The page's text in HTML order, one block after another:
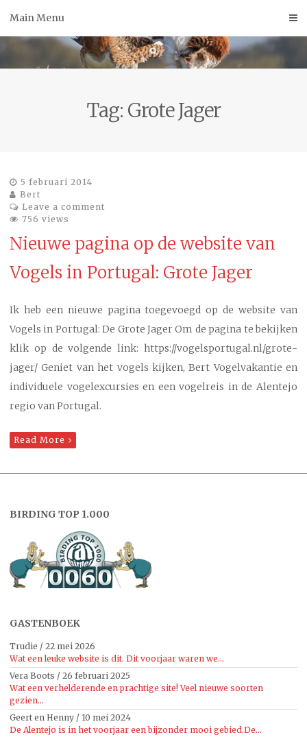
Main Menu
Tag: Grote Jager
5 februari 2014
Bert
Leave a comment
756 views
Nieuwe pagina op de website van
Vogels in Portugal: Grote Jager
Ik heb een nieuwe pagina toegevoegd op de website van
Vogels in Portugal: De Grote Jager Om de pagina te bekijken
klik op de volgende link: https://vogelsportugal.nl/grote-
jager/ Geniet van het vogels kijken, Bert Vogelvakantie en
individuele vogelexcursies en een vogelreis in de Alentejo
regio van Portugal.
Read More
BIRDING TOP 1.000
GASTENBOEK
Trudie / 22 mei 2026
Wat een leuke website is dit. Dit voorjaar waren we...
Vera Boots / 26 februari 2025
Wat een verhelderende en prachtige site! Veel nieuwe soorten
gezien...
Geert en Henny / 10 mei 2024
De Alentejo is in het voorjaar een bijzonder mooi gebied.De...